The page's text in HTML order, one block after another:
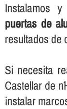
Instalamos
puertas de
resultados de
Si necesita
Castellar de
instalar